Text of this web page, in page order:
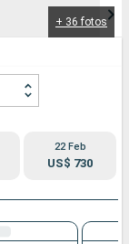
+ 36 fotos
22 Feb
US$ 730
Compañías